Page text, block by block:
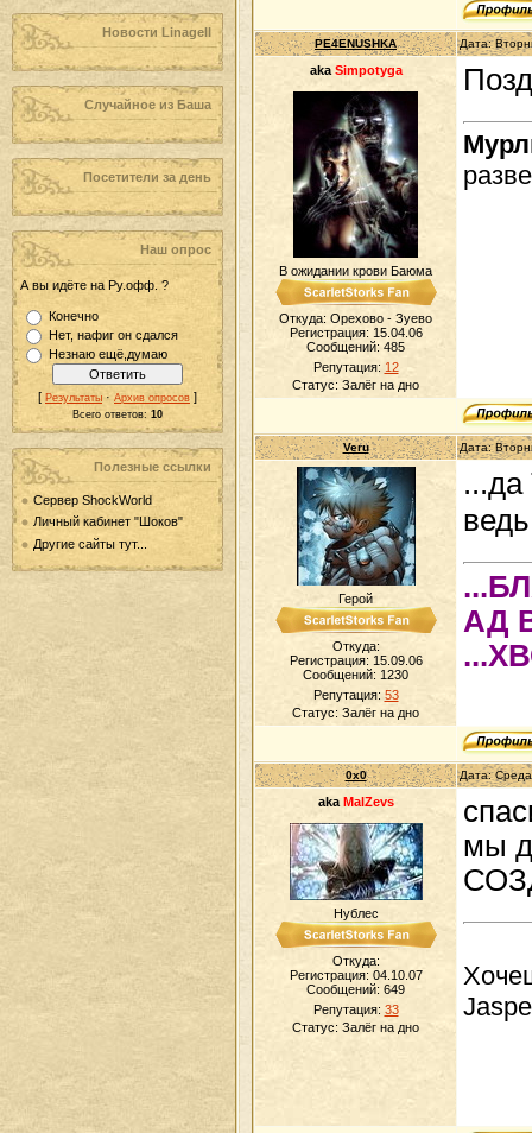
Новости LinageII
Случайное из Баша
Посетители за день
Наш опрос
А вы идёте на Ру.офф. ?
Конечно
Нет, нафиг он сдался
Незнаю ещё,думаю
[ Результаты · Архив опросов ]
Всего ответов: 10
Полезные ссылки
Сервер ShockWorld
Личный кабинет "Шоков"
Другие сайты тут...
PE4ENUSHKA Дата:
aka Simpotyga
В ожидании крови Баюма
Откуда: Орехово - Зуево
Регистрация: 15.04.06
Сообщений: 485
Репутация: 12
Статус: Залёг на дно
Veru Дата:
Герой
Откуда:
Регистрация: 15.09.06
Сообщений: 1230
Репутация: 53
Статус: Залёг на дно
АД
0x0 Дата:
aka MalZevs
Нублес
Откуда:
Регистрация: 04.10.07
Сообщений: 649
Репутация: 33
Статус: Залёг на дно
мы